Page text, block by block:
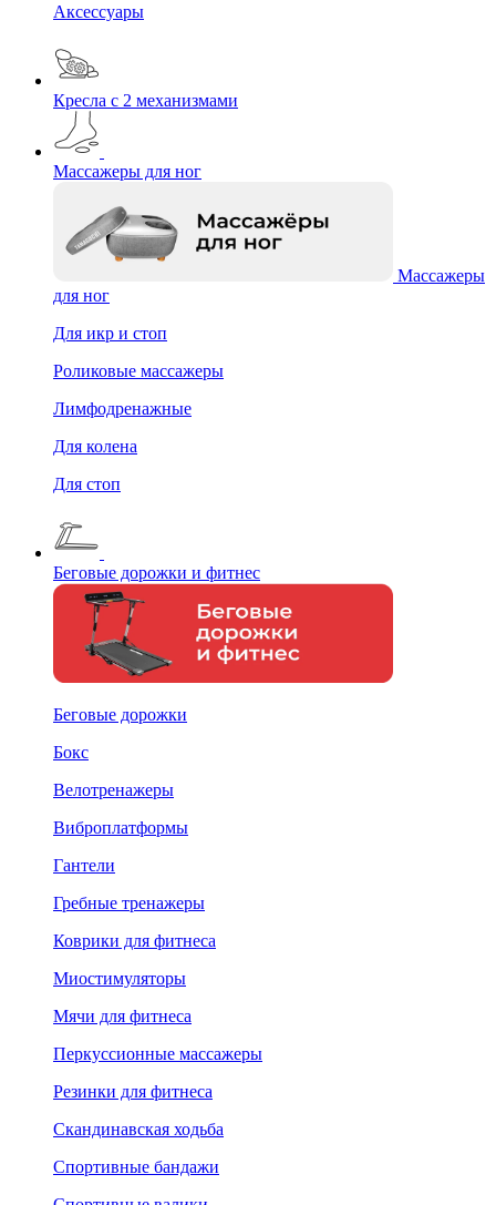
Аксессуары
Кресла с 2 механизмами
Массажеры для ног
Массажеры
для ног
Для икр и стоп
Роликовые массажеры
Лимфодренажные
Для колена
Для стоп
Беговые дорожки и фитнес
Беговые дорожки
Бокс
Велотренажеры
Виброплатформы
Гантели
Гребные тренажеры
Коврики для фитнеса
Миостимуляторы
Мячи для фитнеса
Перкуссионные массажеры
Резинки для фитнеса
Скандинавская ходьба
Спортивные бандажи